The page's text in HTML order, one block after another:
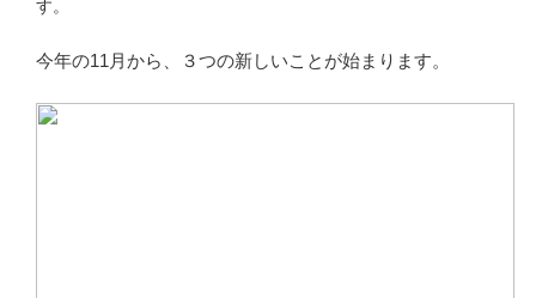
す。
今年の11月から、３つの新しいことが始まります。